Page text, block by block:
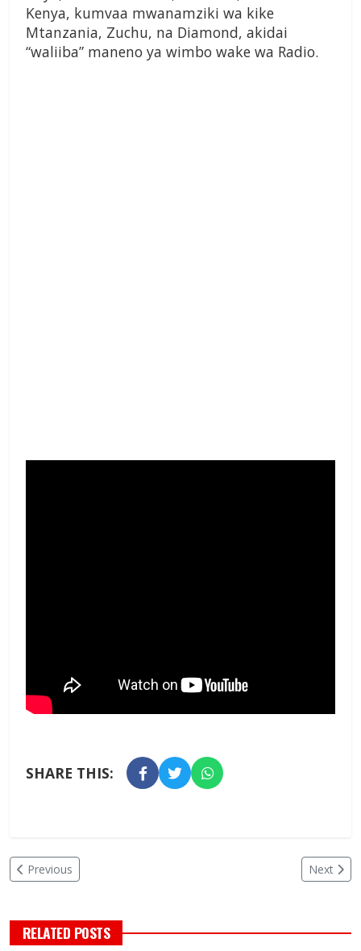
Kenya, kumvaa mwanamziki wa kike
Mtanzania, Zuchu, na Diamond, akidai
“waliiba” maneno ya wimbo wake wa Radio.
SHARE THIS:
Previous Next
RELATED POSTS